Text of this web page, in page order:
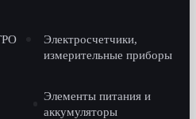
Электросчетчики,
измерительные приборы
Элементы питания и
аккумуляторы